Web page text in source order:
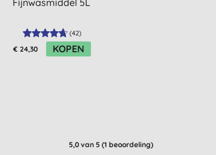
Fijnwasmiddel 5L
(42)
€ 24,30 KOPEN
5,0 van 5 (1 beoordeling)